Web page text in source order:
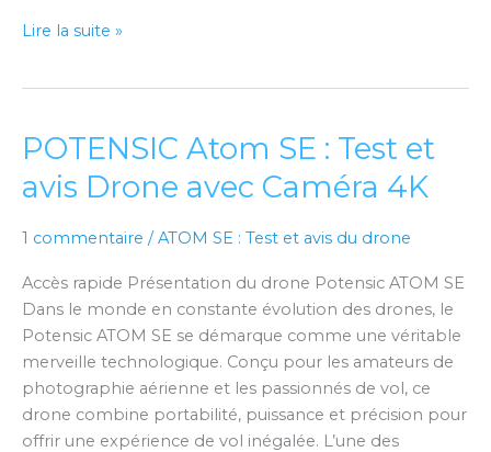
Lire la suite »
POTENSIC Atom SE : Test et
avis Drone avec Caméra 4K
1 commentaire /ATOM SE : Test et avis du drone
Accès rapide Présentation du drone Potensic ATOM SE
Dans le monde en constante évolution des drones, le
Potensic ATOM SE se démarque comme une véritable
merveille technologique. Conçu pour les amateurs de
photographie aérienne et les passionnés de vol, ce
drone combine portabilité, puissance et précision pour
offrir une expérience de vol inégalée. L’une des
POTENSIC
SE :
et
avis
Drone
avec
Caméra
4K